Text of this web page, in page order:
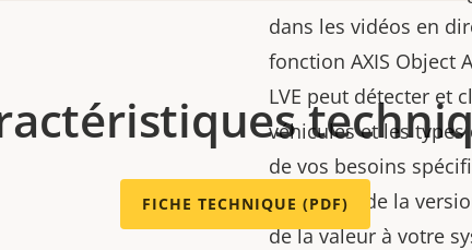
dans les vidéos en
fonction AXIS Object
LVE peut détecter et
véhicules et les
de vos besoins
en charge de la
de la valeur à votre
FICHE TECHNIQUE (PDF)